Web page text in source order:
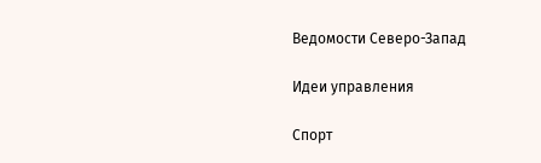
Ведомости Северо-Запад
Идеи управления
Спорт